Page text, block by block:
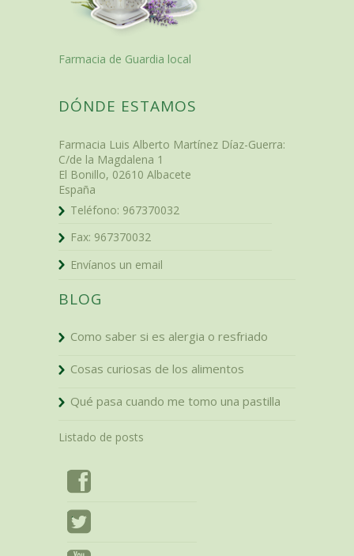
Farmacia de Guardia local
DÓNDE ESTAMOS
Farmacia Luis Alberto Martínez Díaz-Guerra:
C/de la Magdalena 1
El Bonillo, 02610 Albacete
España
Teléfono: 967370032
Fax: 967370032
Envíanos un email
BLOG
Como saber si es alergia o resfriado
Cosas curiosas de los alimentos
Qué pasa cuando me tomo una pastilla
Listado de posts